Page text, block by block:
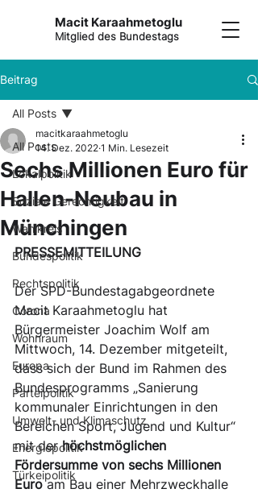
Macit Karaahmetoglu
Mitglied des Bundestags
Beitrag
All Posts
Lokalpolitik
Soziale Gerechtigkeit
Wahlkreis
Bundespolitik
Rechtspolitik
Corona
Wohnraum
Europa
Parteipolitik
Umwelt- und Klimaschutz
Energiepolitik
Türkeipolitik
All Posts
Sechs Millionen Euro für
Hallen-Neubau in
Münchingen
macitkaraahmetoglu
14. Dez. 2022 1 Min. Lesezeit
PRESSEMITTEILUNG
Der SPD-Bundestagabgeordnete
Macit Karaahmetoglu hat
Bürgermeister Joachim Wolf am
Mittwoch, 14. Dezember mitgeteilt,
dass sich der Bund im Rahmen des
Bundesprogramms „Sanierung
kommunaler Einrichtungen in den
Bereichen Sport, Jugend und Kultur“
mit der höchstmöglichen
Fördersumme von sechs Millionen
Euro am Bau einer Mehrzweckhalle